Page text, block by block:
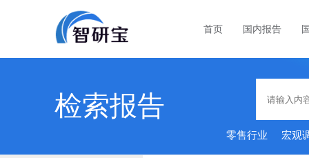
首页 国内报告
检索报告
零售行业 宏观